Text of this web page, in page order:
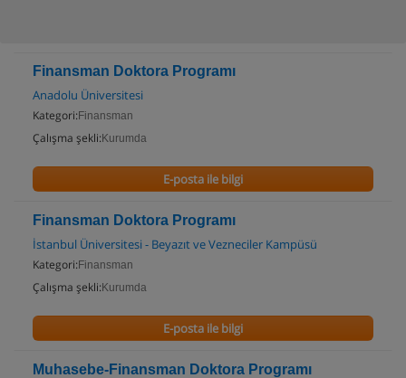
Finansman Doktora Programı
Anadolu Üniversitesi
Kategori: Finansman
Çalışma şekli: Kurumda
E-posta ile bilgi
Finansman Doktora Programı
İstanbul Üniversitesi - Beyazıt ve Vezneciler Kampüsü
Kategori: Finansman
Çalışma şekli: Kurumda
E-posta ile bilgi
Muhasebe-Finansman Doktora Programı